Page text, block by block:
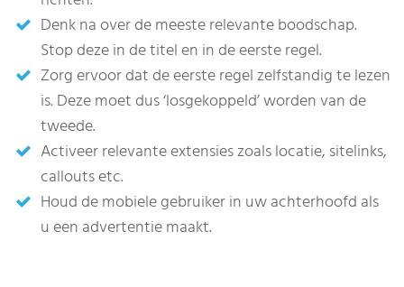
Denk na over de meeste relevante boodschap.
Stop deze in de titel en in de eerste regel.
Zorg ervoor dat de eerste regel zelfstandig te lezen
is. Deze moet dus ‘losgekoppeld’ worden van de
tweede.
Activeer relevante extensies zoals locatie, sitelinks,
callouts etc.
Houd de mobiele gebruiker in uw achterhoofd als
u een advertentie maakt.